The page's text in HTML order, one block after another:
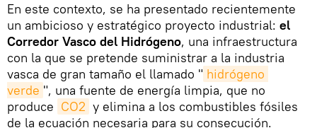
En este contexto, se ha presentado recientemente
un ambicioso y estratégico proyecto industrial: el
Corredor Vasco del Hidrógeno, una infraestructura
con la que se pretende suministrar a la industria
vasca de gran tamaño el llamado " hidrógeno
verde ", una fuente de energía limpia, que no
produce CO2 y elimina a los combustibles fósiles
de la ecuación necesaria para su consecución.